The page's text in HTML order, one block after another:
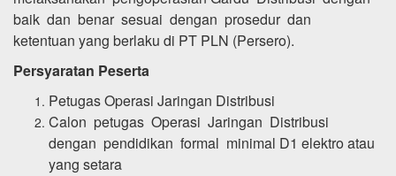
baik dan benar sesuai dengan prosedur dan
ketentuan yang berlaku di PT PLN (Persero).
Persyaratan Peserta
Petugas Operasi Jaringan Distribusi
Calon petugas Operasi Jaringan Distribusi
dengan pendidikan formal minimal D1 elektro atau
yang setara